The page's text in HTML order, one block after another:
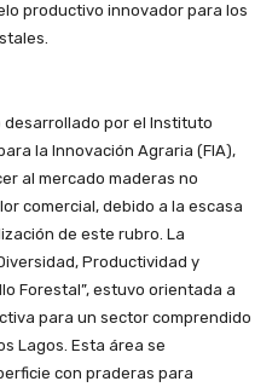
productivo innovador para los
desarrollado por el Instituto
la Innovación Agraria (FIA),
al mercado maderas no
comercial, debido a la escasa
de este rubro. La
Productividad y
Forestal”, estuvo orientada a
para un sector comprendido
Lagos. Esta área se
con praderas para